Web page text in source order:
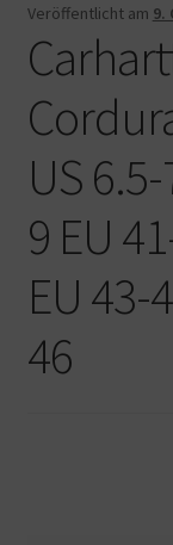
Impressum
Kasse
Mein Konto
Shop
Warenkorb
Veröffentlicht am 9.
US
9 EU
EU 43-
46